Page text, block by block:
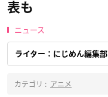
表も
ニュース
ライター：にじめん編集部
カテゴリ : アニメ